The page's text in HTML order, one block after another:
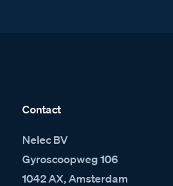
Contact
Nelec BV
Gyroscoopweg 106
1042 AX, Amsterdam